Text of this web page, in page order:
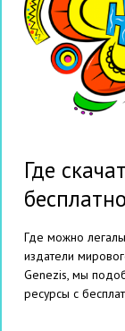
Где
Где можно
издатели
Genezis, мы
ресурсы с